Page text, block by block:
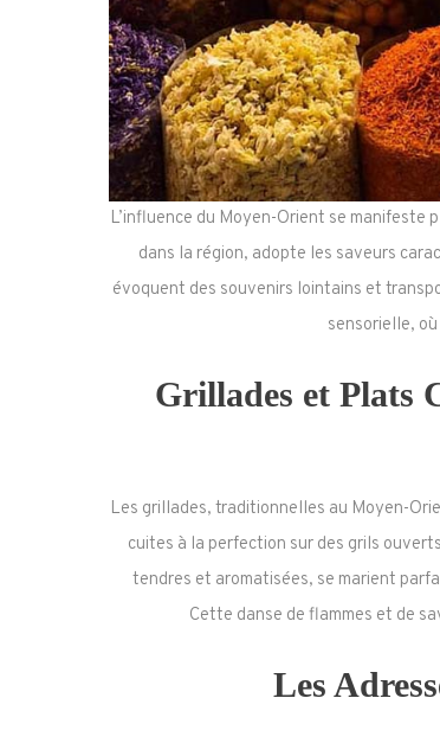
L’influence du Moyen-Orient se manifeste
dans la région, adopte les saveurs
évoquent des souvenirs lointains et
sensorielle,
Grillades et Plats
Les grillades, traditionnelles au Moyen-
cuites à la perfection sur des grils
tendres et aromatisées, se marient
Cette danse de flammes et de
Les